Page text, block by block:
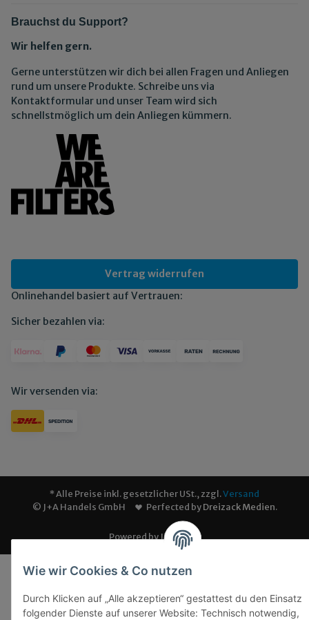
Wie wir Cookies & Co nutzen
Durch Klicken auf „Alle akzeptieren“ gestattest du den Einsatz
folgender Dienste auf unserer Website: Technisch notwendig,
Brauchst du Support?
Wir helfen gern.
Gerne unterstützen wir dich bei allen Fragen und Anliegen
rund um unsere Produkte. Schreibe uns via
Kontaktformular und unser Team wird sich
schnellstmöglich um dein Anliegen kümmern.
Vertrag widerrufen
Onlinehandel basiert auf Vertrauen:
Sicher bezahlen via:
Wir versenden via:
* Alle Preise inkl. gesetzlicher USt., zzgl.Versand
© J+A Handels GmbH
Perfected byDreizack Medien.
Powered byJTL-Shop